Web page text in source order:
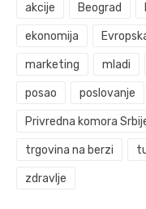
akcije Beograd
ekonomija
marketing mladi
posao poslovanje
Privredna komora
trgovina na berzi
zdravlje